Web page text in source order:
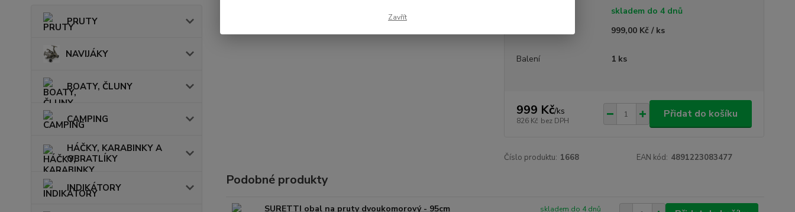
PRUTY
NAVIJÁKY
BOATY, ČLUNY
CAMPING
HÁČKY, KARABINKY A
OBRATLÍKY
INDIKÁTORY
skladem do 4 dnů
999,00 Kč / ks
Balení 1 ks
999 Kč/ks
826 Kč bez DPH
Přidat do košíku
Číslo produktu: 1668 EAN kód: 4891223083477
Podobné produkty
SURETTI obal na pruty dvoukomorový - 95cm
skladem do 4 dnů
Zavřít